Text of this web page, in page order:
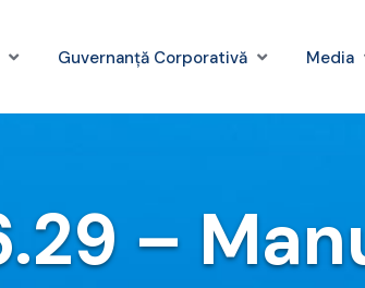
Guvernanță Corporativă Media
–